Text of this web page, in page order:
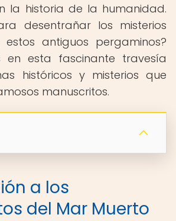
la historia de la humanidad.
desentrañar los misterios
antiguos pergaminos?
en esta fascinante travesía
históricos y misterios que
manuscritos.
a los
del Mar Muerto